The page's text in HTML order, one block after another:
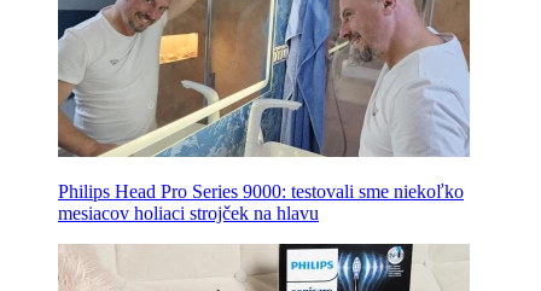
Philips Head Pro Series 9000: testovali sme niekoľko
mesiacov holiaci strojček na hlavu